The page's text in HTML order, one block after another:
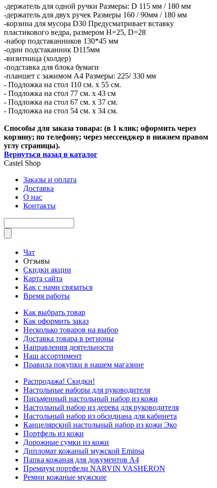
-держатель для одной ручки Размеры: D 115 мм / 180 мм
-держатель для двух ручек Размеры 160 / 90мм / 180 мм
-корзина для мусора D30 Предусматривает вставку
пластикового ведра, размером H=25, D=28
-набор подстаканников 130*45 мм
-один подстаканник D115мм
-визитница (холдер)
-подставка для блока бумаги
-планшет с зажимом А4 Размеры: 225/ 330 мм
- Подложка на стол 110 см. х 55 см.
- Подложка на стол 77 см. х 43 см
- Подложка на стол 67 см. х 37 см.
- Подложка на стол 54 см. х 34 см.
Способы для заказа товара: (в 1 клик; оформить через
корзину; по телефону; через мессенджер в нижнем правом
углу страницы).
Вернуться назад в каталог
Castel Shop
Заказы и оплата
Доставка
О нас
Контакты
Чат
Отзывы
Скидки акции
Карта сайта
Как с нами связаться
Время работы
Как выбрать товар
Как оформить заказ
Несколько товаров на выбор
Доставка товара в регионы
Направления деятельности
Наш ассортимент
Правила покупки в нашем магазине
Распродажа! Скидки!
Настольные наборы для руководителя
Письменный настольный набор из кожи
Настольный набор из дерева для руководителя
Настольный набор из обсидиана для кабинета
Канцелярский настольный набор из кожи Эко
Портфель из кожи
Дорожные сумки из кожи
Дипломат кожаный мужской Eminsa
Папка кожаная для документов А4
Премиум портфели NARVIN VASHERON
Ремни кожаные мужские